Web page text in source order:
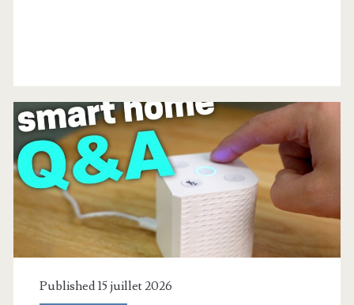
Catégorie :
<span>Général</span>
Published 15 juillet 2026